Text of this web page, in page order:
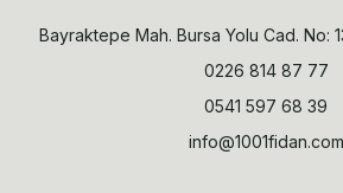
Bayraktepe Mah. Bursa Yolu Cad. No:
0226 814 87 77
0541 597 68 39
info@1001fidan.com